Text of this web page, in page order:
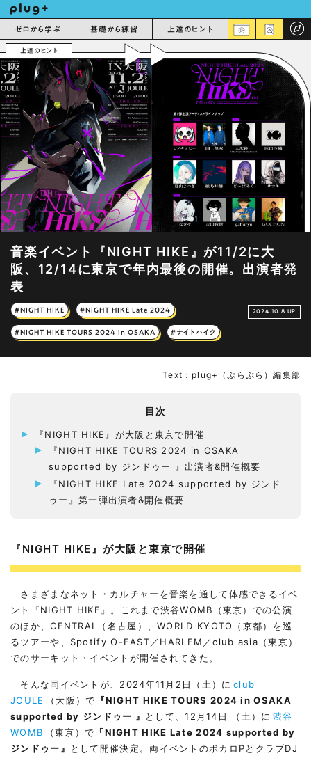
ゼロから学ぶ 基礎から練習 上達のヒント
上達のヒント
音楽イベント『NIGHT HIKE』が11/2に大
阪、12/14に東京で年内最後の開催。出演者発
表
#NIGHT HIKE #NIGHT HIKE Late 2024
#NIGHT HIKE TOURS 2024 in OSAKA #ナイトハイク
2024.10.8 UP
Text：plug+（ぷらぷら）編集部
目次
『NIGHT HIKE』が大阪と東京で開催
『NIGHT HIKE TOURS 2024 in OSAKA
supported by ジンドゥー 』出演者&開催概要
『NIGHT HIKE Late 2024 supported by ジンド
ゥー』第一弾出演者&開催概要
『NIGHT HIKE』が大阪と東京で開催
さまざまなネット・カルチャーを音楽を通して体感できるイベ
ント『NIGHT HIKE』。これまで渋谷WOMB（東京）での公演
のほか、CENTRAL（名古屋）、WORLD KYOTO（京都）を巡
るツアーや、Spotify O-EAST／HARLEM／club asia（東京）
でのサーキット・イベントが開催されてきた。
そんな同イベントが、2024年11月2日（土）に club
JOULE
（大阪）で 『NIGHT HIKE TOURS 2024 in OSAKA
supported by ジンドゥー 』 として、12月14日 （土）に 渋谷
WOMB
（東京）で 『NIGHT HIKE Late 2024 supported by
ジンドゥー』
として開催決定。両イベントのボカロPとクラブDJ